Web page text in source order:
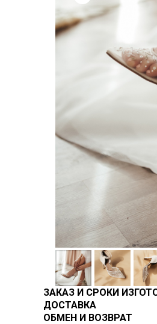
ЗАКАЗ И СРОКИ
ДОСТАВКА
ОБМЕН И ВОЗВРАТ